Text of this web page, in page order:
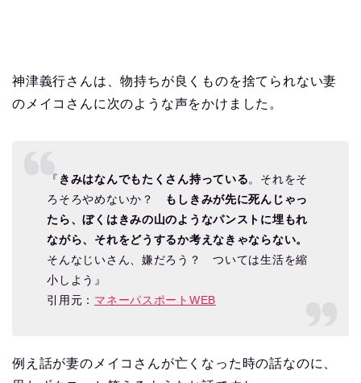
神津義行さんは、物持ちが良くものを捨てられない妻
のメイコさんに次のような声をかけました。
『 きみはなんでもたくさん持っている。それをそ
ろそろやめないか？
もしきみが先に死んじゃっ
たら、ぼくはきみの山のようなパンストに埋もれ
ながら、それをどうするか考えなきゃならない。
そんなじいさん、嫌だろう？ ついては生活を縮
小しよう』
引用元： マネーパスポートWEB
例え話が妻のメイコさんが亡くなった時の話なのに、